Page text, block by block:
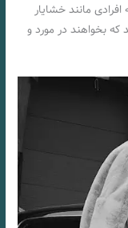
مانند خشایار
که بخواهند در مورد و